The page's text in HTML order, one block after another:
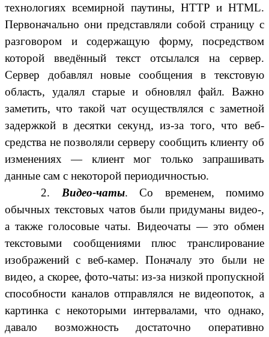
технологиях всемирной паутины, HTTP и HTML.
Первоначально они представляли собой страницу с
разговором и содержащую форму, посредством
которой введённый текст отсылался на сервер.
Сервер добавлял новые сообщения в текстовую
область, удалял старые и обновлял файл. Важно
заметить, что такой чат осуществлялся с заметной
задержкой в десятки секунд, из-за того, что веб-
средства не позволяли серверу сообщить клиенту об
изменениях — клиент мог только запрашивать
данные сам с некоторой периодичностью.
2. Видео-чаты. Со временем, помимо
обычных текстовых чатов были придуманы видео-,
а также голосовые чаты. Видеочаты — это обмен
текстовыми сообщениями плюс транслирование
изображений с веб-камер. Поначалу это были не
видео, а скорее, фото-чаты: из-за низкой пропускной
способности каналов отправлялся не видеопоток, а
картинка с некоторыми интервалами, что однако,
давало возможность достаточно оперативно